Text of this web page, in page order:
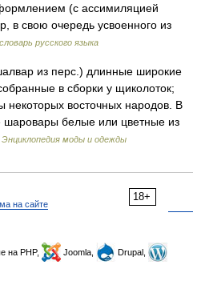
(с ассимиляцией
в свою очередь усвоенного из
русского языка
из перс.) длинные широкие
в сборки у щиколоток;
некоторых восточных народов. В
шаровары белые или цветные из
Энциклопедия моды и одежды
18+
на сайте
на PHP, Joomla,
Drupal,